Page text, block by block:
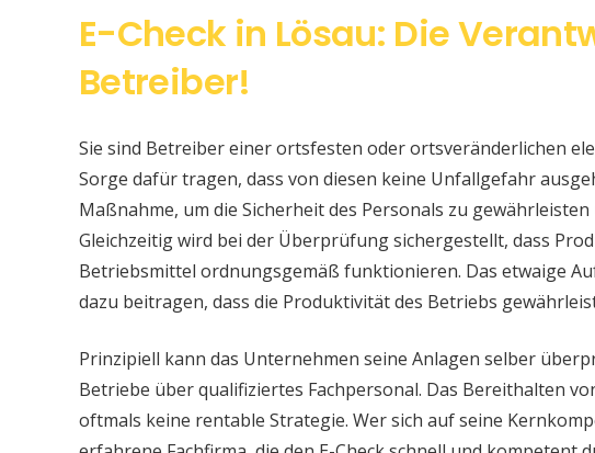
E-Check in Lösau: Die
Betreiber!
Sie sind Betreiber einer ortsfesten oder ortsveränderlichen
Sorge dafür tragen, dass von diesen keine Unfallgefahr
Maßnahme, um die Sicherheit des Personals zu
Gleichzeitig wird bei der Überprüfung sichergestellt, dass
Betriebsmittel ordnungsgemäß funktionieren. Das etwaige
dazu beitragen, dass die Produktivität des Betriebs
Prinzipiell kann das Unternehmen seine Anlagen selber
Betriebe über qualifiziertes Fachpersonal. Das Bereithalten
oftmals keine rentable Strategie. Wer sich auf seine